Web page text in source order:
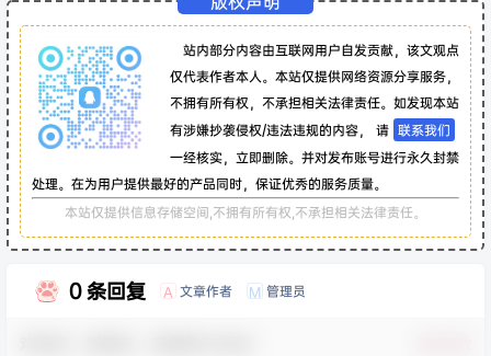
站内部分内容由互联网用户自发贡献，该文观点
仅代表作者本人。本站仅提供网络资源分享服务，
不拥有所有权，不承担相关法律责任。如发现本站
有涉嫌抄袭侵权/违法违规的内容， 请 联系我们
一经核实，立即删除。并对发布账号进行永久封禁
处理。在为用户提供最好的产品同时，保证优秀的服务质量。
本站仅提供信息存储空间,不拥有所有权,不承担相关法律责任。
0 条回复 A 文章作者 M 管理员